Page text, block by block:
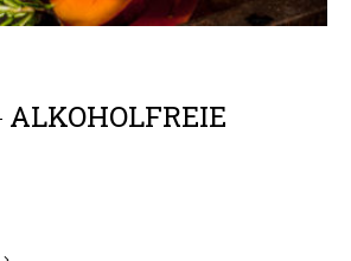
ALKOHOLFREIE